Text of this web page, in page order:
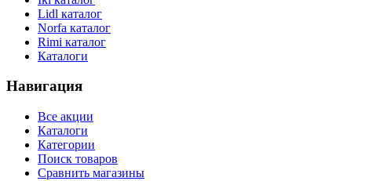
Lidl каталог
Norfa каталог
Rimi каталог
Каталоги
Навигация
Все акции
Каталоги
Категории
Поиск товаров
Сравнить магазины